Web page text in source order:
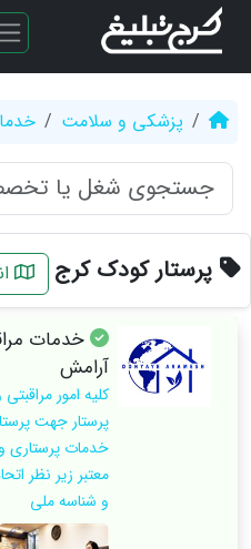
پزشکی و سلامت
پرستار کودک کرج
خدمات
آرامش
کلیه امور
پرستار جهت
خدمات پرستاری
معتبر زیر نظر
و شناسه ملی